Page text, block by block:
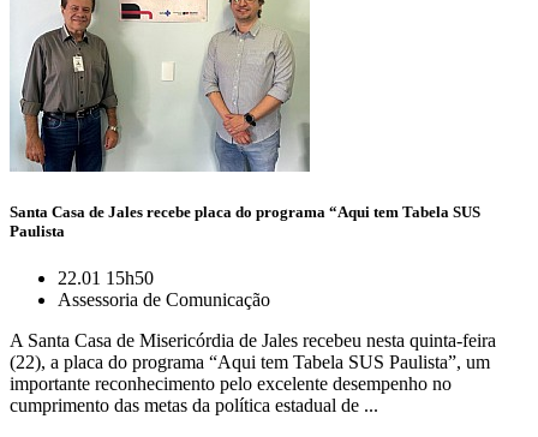
Santa Casa de Jales recebe placa do programa “Aqui tem Tabela SUS
Paulista
22.01 15h50
Assessoria de Comunicação
A Santa Casa de Misericórdia de Jales recebeu nesta quinta-feira
(22), a placa do programa “Aqui tem Tabela SUS Paulista”, um
importante reconhecimento pelo excelente desempenho no
cumprimento das metas da política estadual de ...